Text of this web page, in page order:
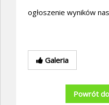
ogłoszenie wyników
Galeria
Powrót